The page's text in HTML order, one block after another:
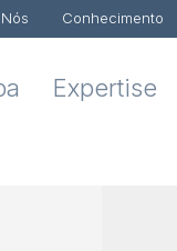
Conhecimento
Expertise